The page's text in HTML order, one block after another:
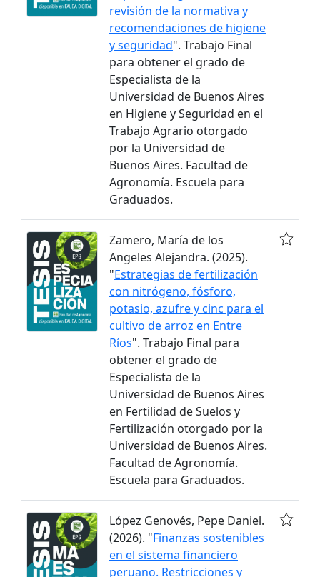
revisión de la normativa y
recomendaciones de higiene
y seguridad". Trabajo Final
para obtener el grado de
Especialista de la
Universidad de Buenos Aires
en Higiene y Seguridad en el
Trabajo Agrario otorgado
por la Universidad de
Buenos Aires. Facultad de
Agronomía. Escuela para
Graduados.
Zamero, María de los
Angeles Alejandra. (2025).
"Estrategias de fertilización
con nitrógeno, fósforo,
potasio, azufre y cinc para el
cultivo de arroz en Entre
Ríos". Trabajo Final para
obtener el grado de
Especialista de la
Universidad de Buenos Aires
en Fertilidad de Suelos y
Fertilización otorgado por la
Universidad de Buenos Aires.
Facultad de Agronomía.
Escuela para Graduados.
López Genovés, Pepe Daniel.
(2026). "Finanzas sostenibles
en el sistema financiero
peruano. Restricciones y